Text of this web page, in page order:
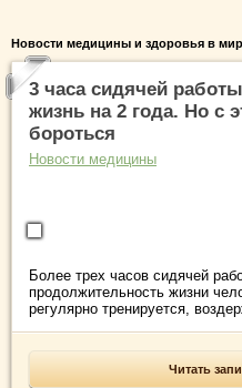
Новости медицины и здоровья в
3 часа сидячей
жизнь на 2 года. Но с
бороться
Новости медицины
Более трех часов сидячей
продолжительность жизни
регулярно тренируется,
Читать